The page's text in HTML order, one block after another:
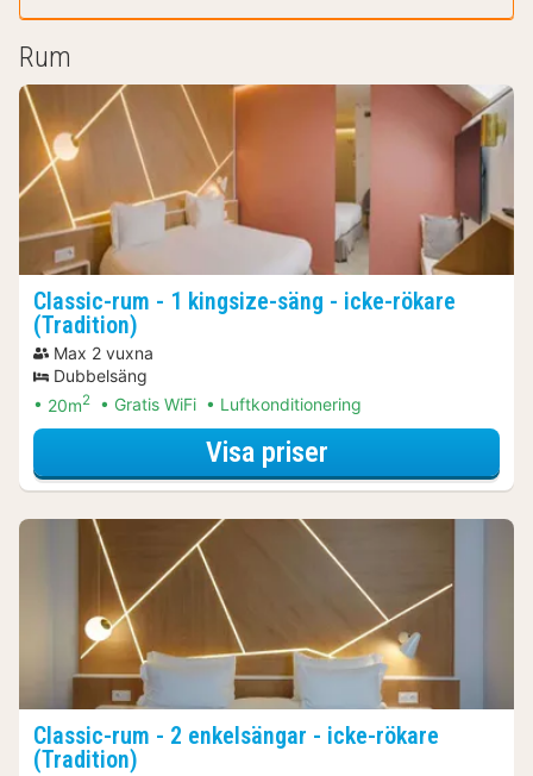
Rum
Classic-rum - 1 kingsize-säng - icke-rökare
(Tradition)
Max 2 vuxna
Dubbelsäng
20m2 Gratis WiFi Luftkonditionering
Visa priserför Museumpaket
Classic-rum - 2 enkelsängar - icke-rökare
(Tradition)